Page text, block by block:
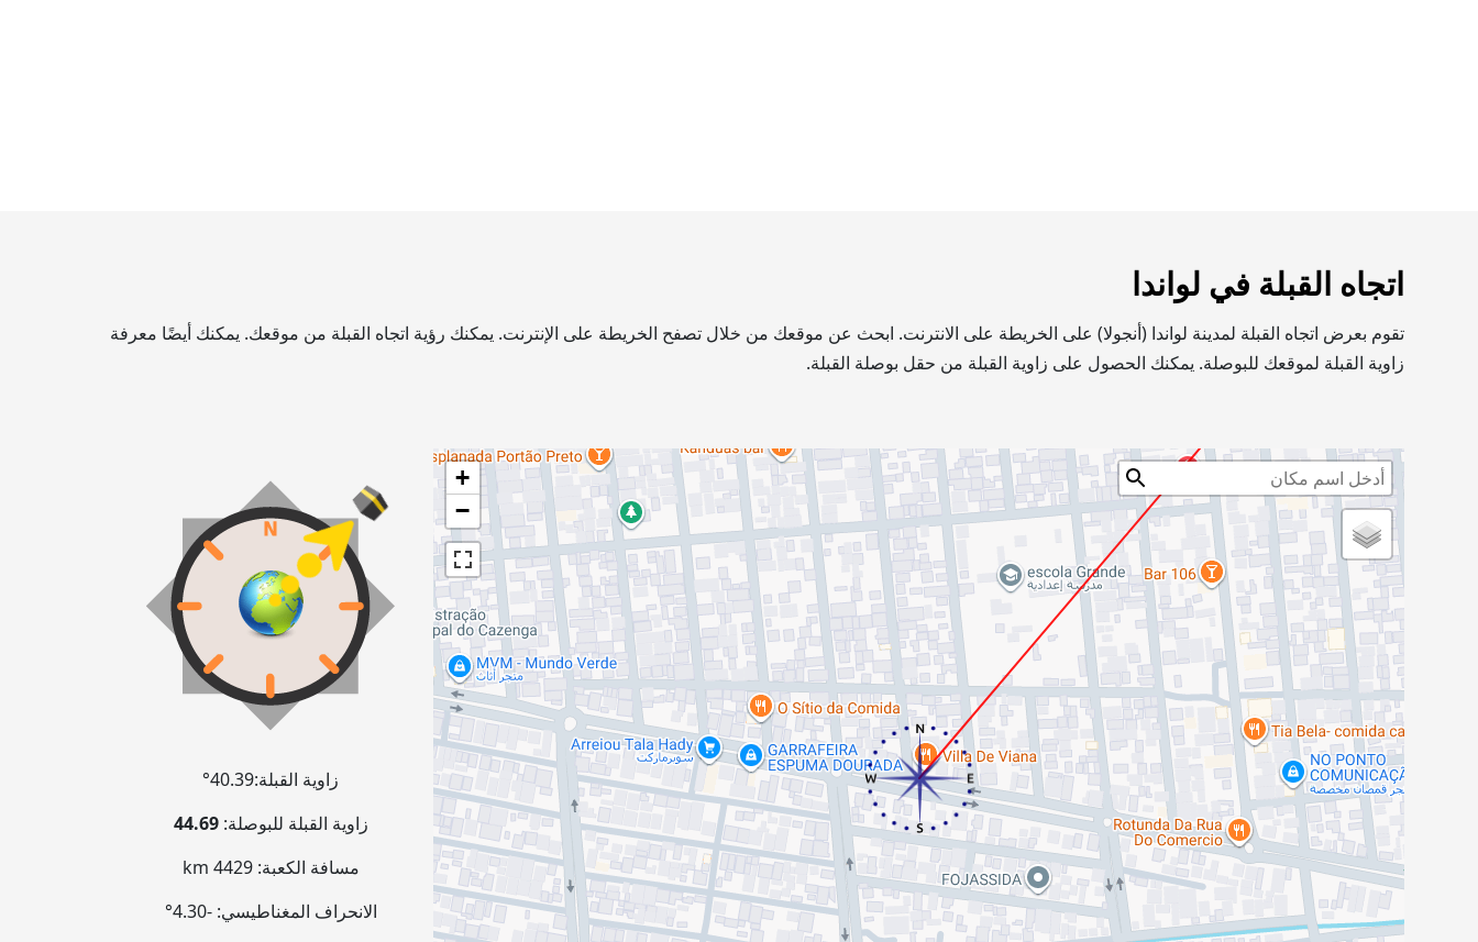
اتجاه القبلة في لواندا
تقوم بعرض اتجاه القبلة لمدينة لواندا (أنجولا) على الخريطة على الانترنت. ابحث عن موقعك من خلال تصفح الخريطة على الإنترنت. يمكنك رؤية اتجاه القبلة من موقعك. يمكنك أيضًا معرفة
زاوية القبلة لموقعك للبوصلة. يمكنك الحصول على زاوية القبلة من حقل بوصلة القبلة.
+
−
زاوية القبلة:40.39°
زاوية القبلة للبوصلة:44.69
مسافة الكعبة:4429 km
الانحراف المغناطيسي:-4.30°